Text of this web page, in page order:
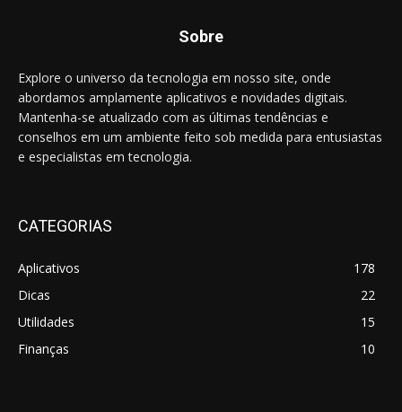
Sobre
Explore o universo da tecnologia em nosso site, onde
abordamos amplamente aplicativos e novidades digitais.
Mantenha-se atualizado com as últimas tendências e
conselhos em um ambiente feito sob medida para entusiastas
e especialistas em tecnologia.
CATEGORIAS
Aplicativos
178
Dicas
22
Utilidades
15
Finanças
10